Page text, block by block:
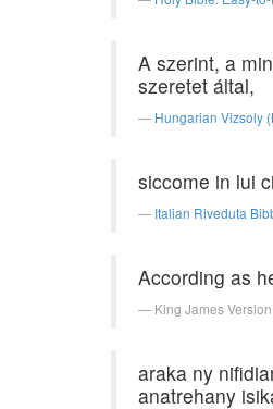
A szerint, a
szeretet által,
Hungarian Vizsoly
siccome in lui
Italian Riveduta
According as
King James
araka ny
anatrehany